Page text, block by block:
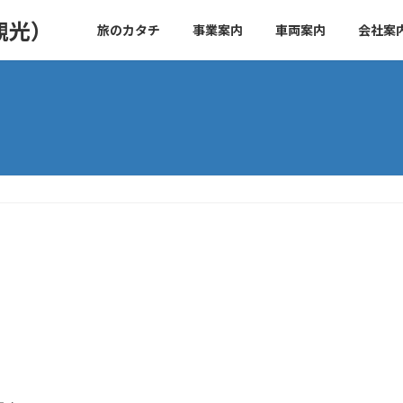
旅のカタチ 事業案内 車両案内 会社案